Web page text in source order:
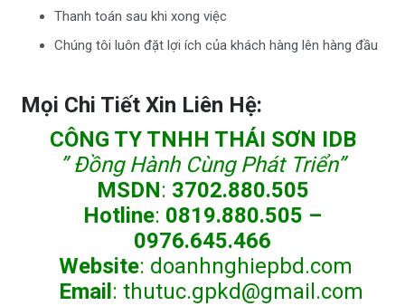
Thanh toán sau khi xong việc
Chúng tôi luôn đặt lợi ích của khách hàng lên hàng đầu
Mọi Chi Tiết Xin Liên Hệ:
CÔNG TY TNHH THÁI SƠN IDB
” Đồng Hành Cùng Phát Triển”
MSDN: 3702.880.505
Hotline: 0819.880.505 –
0976.645.466
Website: doanhnghiepbd.com
Email : thutuc.gpkd@gmail.com